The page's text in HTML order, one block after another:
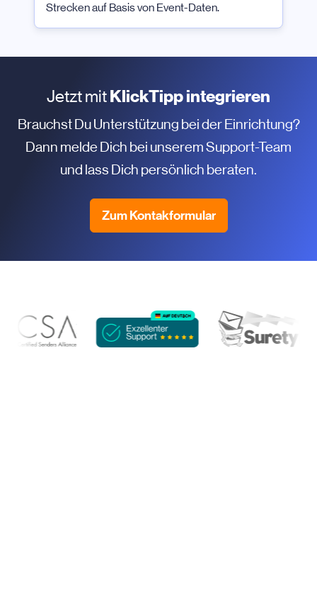
Strecken auf Basis von Event-Daten.
Jetzt mitKlickTipp integrieren
Brauchst Du Unterstützung bei der Einrichtung?
Dann melde Dich bei unserem Support-Team
und lass Dich persönlich beraten.
Zum Kontakformular